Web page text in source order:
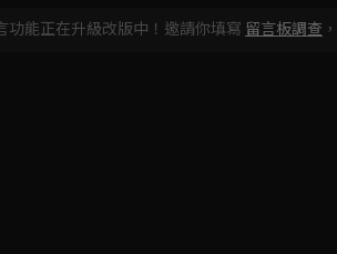
功能正在升級改版中！邀請你填寫 留言板調查